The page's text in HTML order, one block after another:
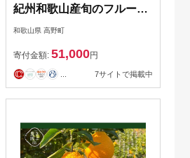
紀州和歌山産旬のフルーツ
セット（バレンシア・桃・
【UT81】
和歌山県 高野町
寄付金額: 51,000円
7サイトで掲載中